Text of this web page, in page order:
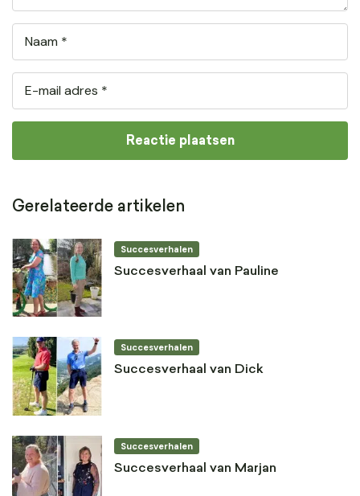
Gerelateerde artikelen
Succesverhalen
Succesverhaal van Pauline
Succesverhalen
Succesverhaal van Dick
Succesverhalen
Succesverhaal van Marjan